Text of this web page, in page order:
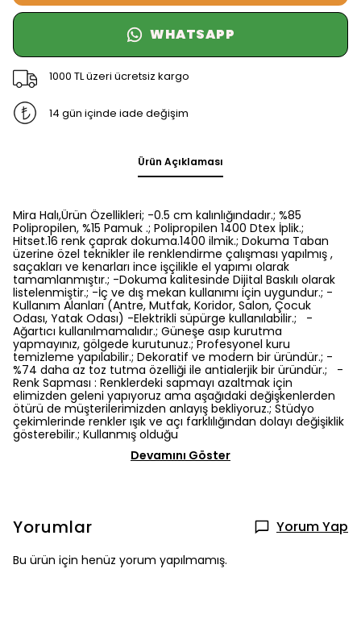
WHATSAPP
1000 TL üzeri ücretsiz kargo
14 gün içinde iade değişim
Ürün Açıklaması
Mira Halı,Ürün Özellikleri; -0.5 cm kalınlığındadır.; %85
Polipropilen, %15 Pamuk .; Polipropilen 1400 Dtex İplik.;
Hitset.16 renk çaprak dokuma.1400 ilmik.; Dokuma Taban
üzerine özel teknikler ile renklendirme çalışması yapılmış ,
saçakları ve kenarları ince işçilikle el yapımı olarak
tamamlanmıştır.; -Dokuma kalitesinde Dijital Baskılı olarak
listelenmiştir.; -İç ve dış mekan kullanımı için uygundur.; -
Kullanım Alanları (Antre, Mutfak, Koridor, Salon, Çocuk
Odası, Yatak Odası) -Elektrikli süpürge kullanılabilir.; -
Ağartıcı kullanılmamalıdır.; Güneşe asıp kurutma
yapmayınız, gölgede kurutunuz.; Profesyonel kuru
temizleme yapılabilir.; Dekoratif ve modern bir üründür.; -
%74 daha az toz tutma özelliği ile antialerjik bir üründür.; -
Renk Sapması : Renklerdeki sapmayı azaltmak için
elimizden geleni yapıyoruz ama aşağıdaki değişkenlerden
ötürü de müşterilerimizden anlayış bekliyoruz.; Stüdyo
çekimlerinde renkler ışık ve açı farklılığından dolayı değişiklik
gösterebilir.; Kullanmış olduğu
Devamını Göster
Yorumlar Yorum Yap
Bu ürün için henüz yorum yapılmamış.